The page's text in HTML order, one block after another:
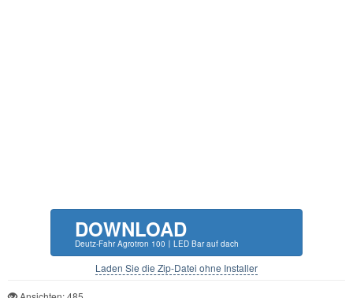
DOWNLOAD
Deutz-Fahr Agrotron 100〡LED Bar auf dach
Laden Sie die Zip-Datei ohne Installer